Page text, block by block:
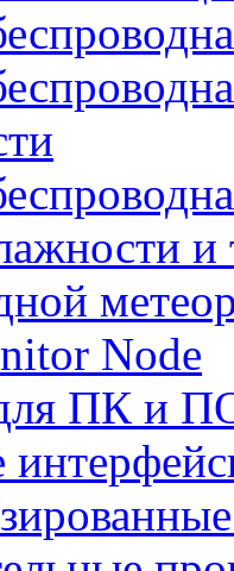
Node
ПК и